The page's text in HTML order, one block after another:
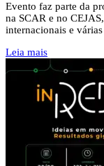
Evento faz parte da
na SCAR e no
internacionais e
Leia mais